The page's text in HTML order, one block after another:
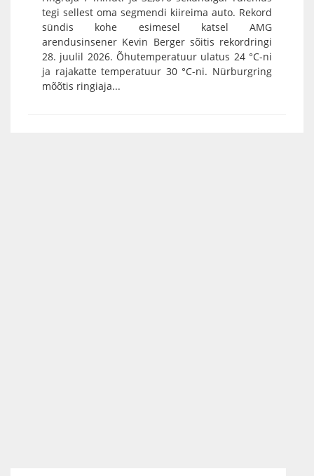
tegi sellest oma segmendi kiireima auto. Rekord
sündis kohe esimesel katsel AMG
arendusinsener Kevin Berger sõitis rekordringi
28. juulil 2026. Õhutemperatuur ulatus 24 °C-ni
ja rajakatte temperatuur 30 °C-ni. Nürburgring
mõõtis ringiaja...